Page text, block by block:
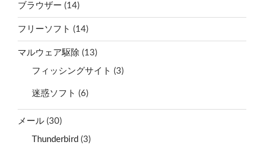
ブラウザー (14)
フリーソフト (14)
マルウェア駆除 (13)
フィッシングサイト (3)
迷惑ソフト (6)
メール (30)
Thunderbird (3)